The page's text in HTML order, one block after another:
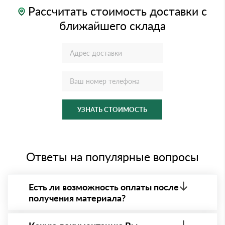
Рассчитать стоимость доставки с
ближайшего склада
УЗНАТЬ СТОИМОСТЬ
Ответы на популярные вопросы
Есть ли возможность оплаты после
получения материала?
- оплата по факту получения товара. При этом,